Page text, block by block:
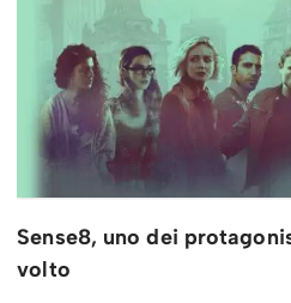
Sense8, uno dei
volto